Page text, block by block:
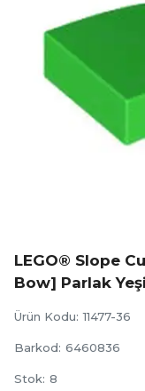
LEGO® Slope
Bow] Parlak
Ürün Kodu: 11477-36
Barkod: 6460836
Stok: 8